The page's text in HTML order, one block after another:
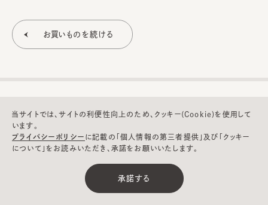
©CA4LA INC. All Rights Reserved.
当サイトでは、サイトの利便性向上のため、クッキー(Cookie)を使用して
います。
プライバシーポリシー に記載の「個人情報の第三者提供」及び「クッキー
について」をお読みいただき、承諾をお願いいたします。
承諾する